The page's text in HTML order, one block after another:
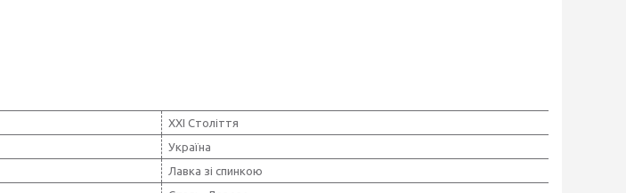
XXI Століття
Україна
Лавка зі спинкою